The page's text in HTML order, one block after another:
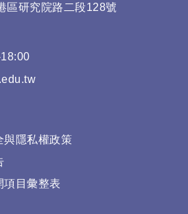
區研究院路二段128號
與隱私權政策
項目彙整表